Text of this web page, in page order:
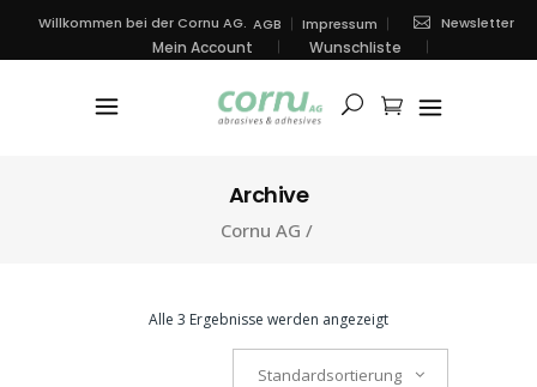
Willkommen bei der Cornu AG. AGB Impressum Newsletter
Mein Account Wunschliste
Archive
Cornu AG /
Alle 3 Ergebnisse werden angezeigt
Standardsortierung